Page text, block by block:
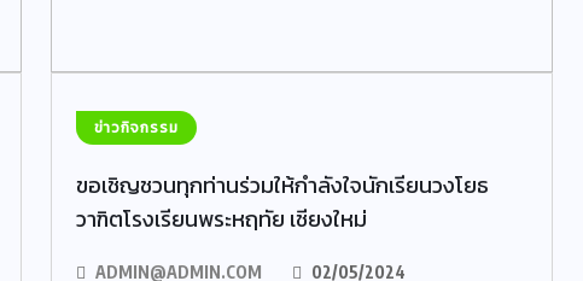
ข่าวกิจกรรม
ขอเชิญชวนทุกท่านร่วมให้กำลังใจนักเรียนวงโยธ
วาฑิตโรงเรียนพระหฤทัย เชียงใหม่
ADMIN@ADMIN.COM 02/05/2024